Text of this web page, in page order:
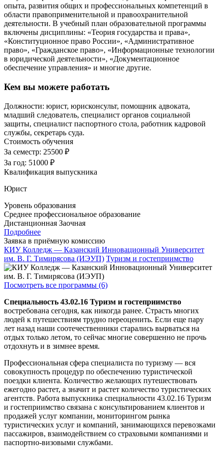
опыта, развития общих и профессиональных компетенций в
области правоприменительной и правоохранительной
деятельности. В учебный план образовательной программы
включены дисциплины: «Теория государства и права»,
«Конституционное право России», «Административное
право», «Гражданское право», «Информационные технологии
в юридической деятельности», «Документационное
обеспечение управления» и многие другие.
Кем вы можете работать
Должности: юрист, юрисконсульт, помощник адвоката,
младший следователь, специалист органов социальной
защиты, специалист паспортного стола, работник кадровой
службы, секретарь суда.
Стоимость обучения
За семестр: 25500 ₽
За год: 51000 ₽
Квалификация выпускника
Юрист
Уровень образования
Среднее профессиональное образование
Дистанционная Заочная
Подробнее
Заявка в приёмную комиссию
КИУ Колледж — Казанский Инновационный Университет
им. В. Г. Тимирясова (ИЭУП) Туризм и гостеприимство
Посмотреть все программы (6)
Специальность 43.02.16 Туризм и гостеприимство
востребована сегодня, как никогда ранее. Страсть многих
людей к путешествиям трудно переоценить. Если еще пару
лет назад наши соотечественники старались вырваться на
отдых только летом, то сейчас многие совершенно не прочь
отдохнуть и в зимнее время.
Профессиональная сфера специалиста по туризму — вся
совокупность процедур по обеспечению туристической
поездки клиента. Количество желающих путешествовать
ежегодно растет, а значит и растет количество туристических
агентств. Работа выпускника специальности 43.02.16 Туризм
и гостеприимство связана с консультированием клиентов и
продажей услуг компании, мониторингом рынка
туристических услуг и компаний, занимающихся перевозками
пассажиров, взаимодействием со страховыми компаниями и
паспортно-визовыми службами.